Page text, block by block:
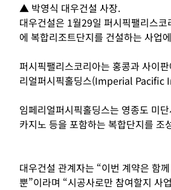
▲ 박영식 대우건설 사장.
대우건설은 1월29일 퍼시픽팰리스
에 복합리조트단지를 건설하는 사업
퍼시픽팰리스코리아는 홍콩과 사이
리얼퍼시픽홀딩스(Imperial
임페리얼퍼시픽홀딩스는 영종도 미
카지노 등을 포함하는 복합단지를 조
대우건설 관계자는 “이번 계약은 함
뿐”이라며 “시공사로만 참여할지 사